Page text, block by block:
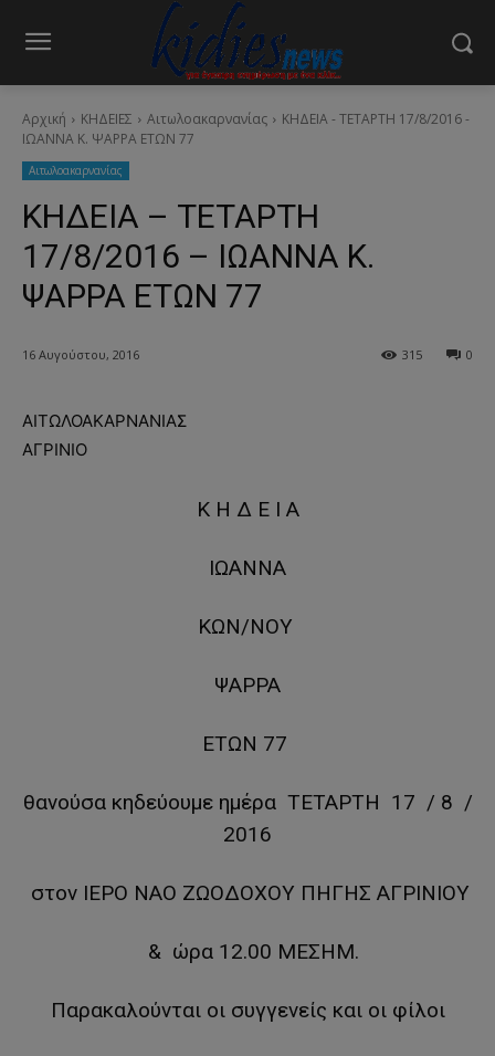
Αρχική ΚΗΔΕΙΕΣ Aιτωλοακαρνανίας
ΚΗΔΕΙΑ - ΤΕΤΑΡΤΗ 17/8/2016 -
ΙΩΑΝΝΑ Κ. ΨΑΡΡΑ ΕΤΩΝ 77
Aιτωλοακαρνανίας
ΚΗΔΕΙΑ – ΤΕΤΑΡΤΗ
17/8/2016 – ΙΩΑΝΝΑ Κ.
ΨΑΡΡΑ ΕΤΩΝ 77
16 Αυγούστου, 2016 0
315
ΑΙΤΩΛΟΑΚΑΡΝΑΝΙΑΣ
ΑΓΡΙΝΙΟ
Κ Η Δ Ε Ι Α
ΙΩΑΝΝΑ
ΚΩΝ/ΝΟΥ
ΨΑΡΡΑ
ΕΤΩΝ 77
θανούσα κηδεύουμε ημέρα ΤΕΤΑΡΤΗ 17 / 8 /
2016
στον ΙΕΡΟ ΝΑΟ ΖΩΟΔΟΧΟΥ ΠΗΓΗΣ ΑΓΡΙΝΙΟΥ
& ώρα 12.00 ΜΕΣΗΜ.
Παρακαλούνται οι συγγενείς και οι φίλοι